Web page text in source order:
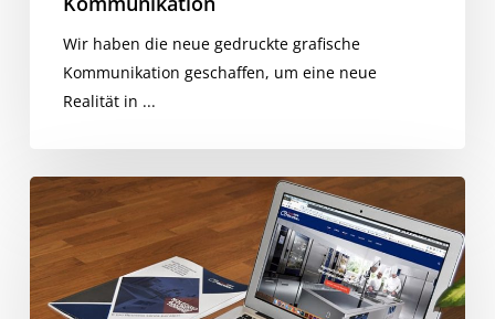
Wir haben die neue gedruckte grafische
Kommunikation geschaffen, um eine neue
Realität in ...
CB
Lebensmittel-
Produktkatalog